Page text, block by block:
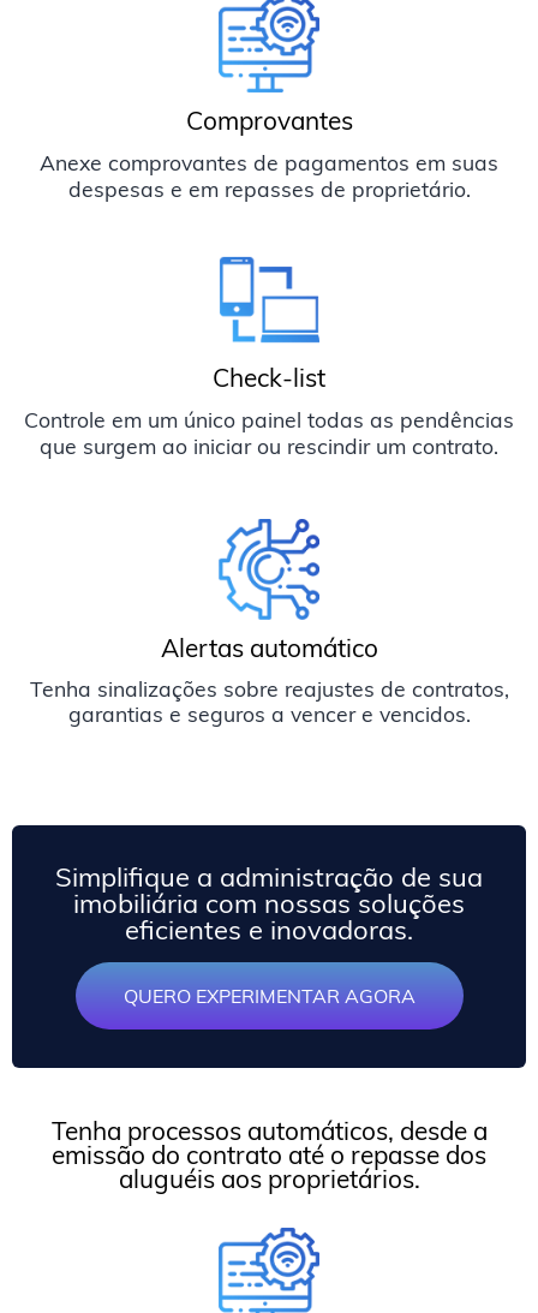
Comprovantes
Anexe comprovantes de pagamentos em suas
despesas e em repasses de proprietário.
Check-list
Controle em um único painel todas as pendências
que surgem ao iniciar ou rescindir um contrato.
Alertas automático
Tenha sinalizações sobre reajustes de contratos,
garantias e seguros a vencer e vencidos.
Simplifique a administração de sua
imobiliária com nossas soluções
eficientes e inovadoras.
QUERO EXPERIMENTAR AGORA
Tenha processos automáticos, desde a
emissão do contrato até o repasse dos
aluguéis aos proprietários.